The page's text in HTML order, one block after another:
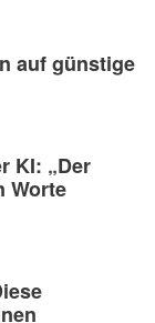
auf günstige
KI: „Der
Worte